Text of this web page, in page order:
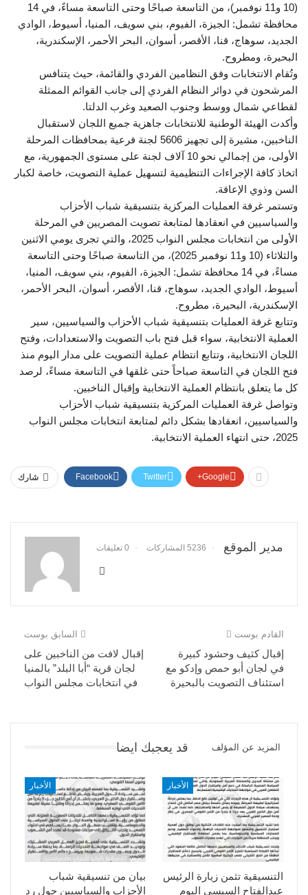
(10 و11 نوفمبر)، من التاسعة صباحًا وحتى التاسعة مساءً، في 14
محافظة تشمل: الجيزة، الفيوم، بني سويف، المنيا، أسيوط، الوادي
الجديد، سوهاج، قنا، الأقصر، أسوان، البحر الأحمر، الإسكندرية،
البحيرة، ومطروح.
وتُقام الانتخابات وفق النظامين الفردي والقائمة، حيث يتنافس
المرشحون في دوائر النظام الفردي إلى جانب القوائم الممثلة
لقطاعي شمال ووسط وجنوب الصعيد وغرب الدلتا.
وأكدت الهيئة الوطنية للانتخابات جاهزية جميع اللجان لاستقبال
الناخبين، مشيرة إلى تجهيز 5606 لجنة فرعية بمحافظات المرحلة
الأولى، من إجمالي نحو 10 آلاف لجنة على مستوى الجمهورية، مع
اتخاذ كافة الإجراءات التنظيمية لتسهيل عملية التصويت، خاصة لكبار
السن وذوي الإعاقة.
وتستمر غرفة العمليات المركزية بتنسيقية شباب الأحزاب
والسياسيين في انعقادها لمتابعة تصويت المصريين في المرحلة
الأولى من انتخابات مجلس النواب 2025، والتي تجرى يومي الاثنين
والثلاثاء (10 و11 نوفمبر 2025)، من التاسعة صباحًا وحتى التاسعة
مساءً، في 14 محافظة تشمل: الجيزة، الفيوم، بني سويف، المنيا،
أسيوط، الوادي الجديد، سوهاج، قنا، الأقصر، أسوان، البحر الأحمر،
الإسكندرية، البحيرة، مطروح.
وتتابع غرفة العمليات بتنسيقية شباب الأحزاب والسياسيين، سير
العملية الانتخابية، سواء قبل فتح باب التصويت والاستعدادات، وفتح
اللجان الانتخابية، وتتابع انتظام عملية التصويت على مدار اليوم منذ
فتح اللجان في التاسعة صباحاً حتى غلقها في التاسعة مساءً، لرصد
كل ما يتعلق بانتظام العملية الانتخابية وإقبال الناخبين.
وتواصل غرفة العمليات المركزية بتنسيقية شباب الأحزاب
والسياسيين، انعقادها بشكل دائم لمتابعة انتخابات مجلس النواب
2025، حتى انتهاء العملية الانتخابية.
شارك Facebook Twitter Google+
مدير الموقع 5236 المشاركات 0 تعليقات
السابق بوست
إقبال لافت من الناخبين على
لجان قرية “أبا البلد” بالمنيا
في انتخابات مجلس النواب
القادم بوست
إقبال كثيف وحشود كبيرة
في لجان أبو حمص وإدكو مع
استئناف التصويت بالبحيرة
قد يعجبك ايضا المزيد عن المؤلف
الأخبار
بيان من تنسيقية شباب
الأحزاب والسياسيين حول رد
الأخبار
التنسيقية تثمن زيارة الرئيس
عبدالفتاح السيسى اليوم